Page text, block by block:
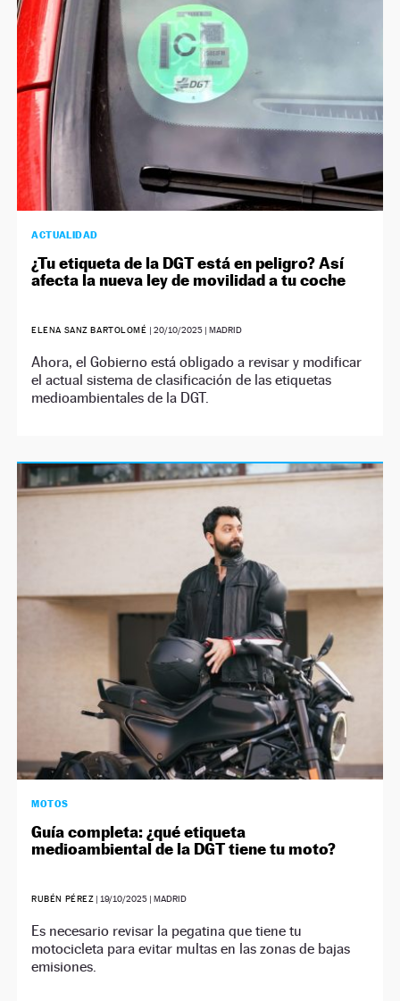
ACTUALIDAD
¿Tu etiqueta de la DGT está en peligro? Así
afecta la nueva ley de movilidad a tu coche
ELENA SANZ BARTOLOMÉ | 20/10/2025| MADRID
Ahora, el Gobierno está obligado a revisar y modificar
el actual sistema de clasificación de las etiquetas
medioambientales de la DGT.
MOTOS
Guía completa: ¿qué etiqueta
medioambiental de la DGT tiene tu moto?
RUBÉN PÉREZ | 19/10/2025 | MADRID
Es necesario revisar la pegatina que tiene tu
motocicleta para evitar multas en las zonas de bajas
emisiones.